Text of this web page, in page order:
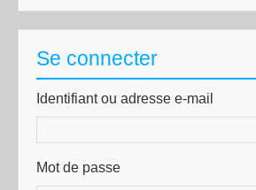
Se connecter
Identifiant ou adresse e-mail
Mot de passe